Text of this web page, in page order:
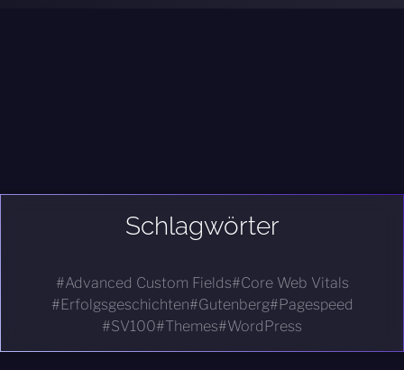
Schlagwörter
Advanced Custom Fields
Core Web Vitals
Erfolgsgeschichten
Gutenberg
Pagespeed
SV100
Themes WordPress